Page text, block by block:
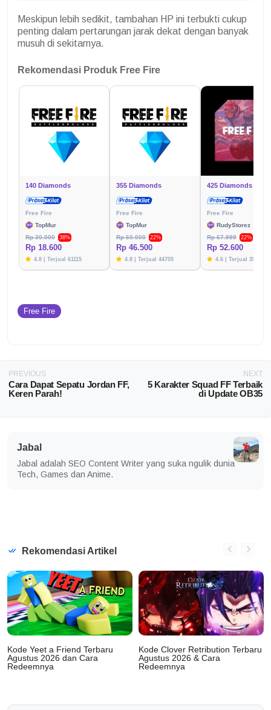
Meskipun lebih sedikit, tambahan HP ini terbukti cukup
penting dalam pertarungan jarak dekat dengan banyak
musuh di sekitarnya.
Rekomendasi Produk Free Fire
140 Diamonds
Free Fire
TopMur
Rp 30.000
38%
Rp 18.600
4.8 | Terjual 61115
355 Diamonds
Free Fire
TopMur
Rp 60.000
22%
Rp 46.500
4.8 | Terjual 44705
425 Diamonds
Free Fire
RudyStorez
Rp 67.999
22%
Rp 52.600
4.6 | Terjual 39788
Free Fire
PREVIOUS
Cara Dapat Sepatu Jordan FF,
Keren Parah!
NEXT
5 Karakter Squad FF Terbaik
di Update OB35
Jabal
Jabal adalah SEO Content Writer yang suka ngulik dunia
Tech, Games dan Anime.
Rekomendasi Artikel
Kode Yeet a Friend Terbaru
Agustus 2026 dan Cara
Redeemnya
Kode Clover Retribution Terbaru
Agustus 2026 & Cara
Redeemnya